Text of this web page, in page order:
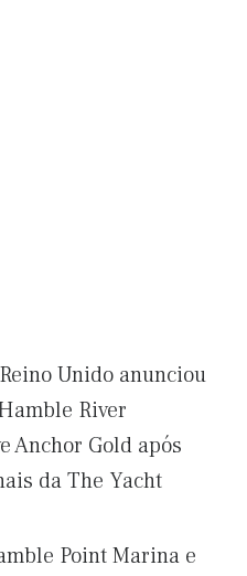
Unido anunciou
River
Anchor Gold após
da The Yacht
Point Marina e